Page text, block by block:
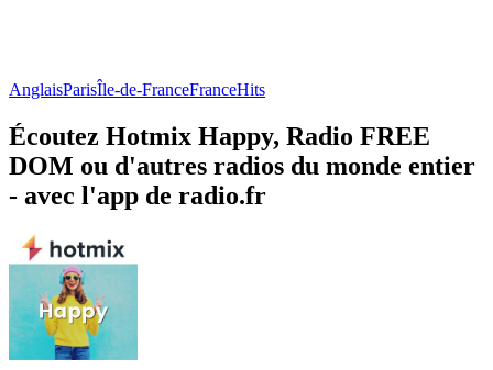
AnglaisParisÎle-de-FranceFranceHits
Écoutez Hotmix Happy, Radio FREE
DOM ou d'autres radios du monde entier
- avec l'app de radio.fr